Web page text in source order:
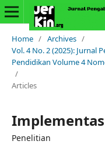
Home / Archives /
Vol. 4 No. 2 (2025): Jurnal
Pendidikan Volume 4
/
Articles
Penelitian